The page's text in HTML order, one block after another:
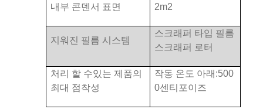
내부 콘덴서 표면 2m2
지워진 필름 시스템
스크래퍼 타입 필름
스크래퍼 로터
처리 할 수있는 제품의
최대 점착성
작동 온도 아래:500
0센티포이즈